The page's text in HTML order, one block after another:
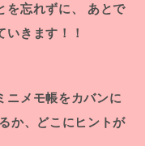
忘れずに、
あとで
いきます！！
ニメモ帳をカバンに
か、どこにヒントが